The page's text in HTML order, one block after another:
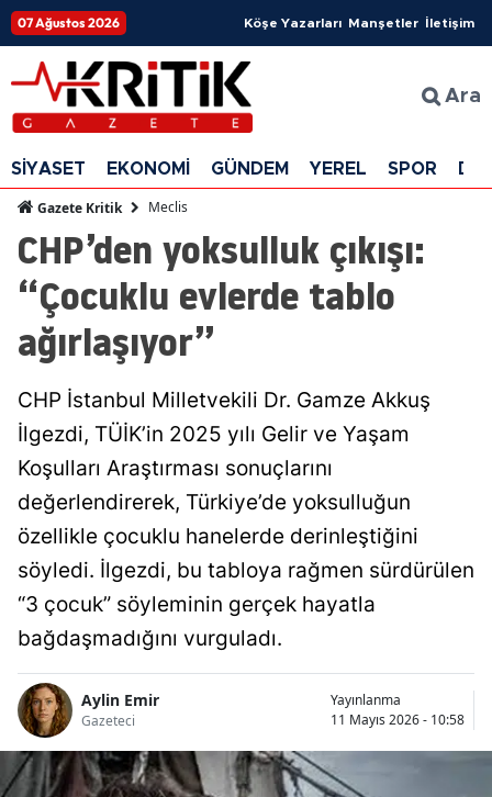
07 Ağustos 2026 Köşe Yazarları Manşetler İletişim
Ara
SİYASET EKONOMİ GÜNDEM YEREL SPOR
Gazete Kritik Meclis
CHP’den yoksulluk çıkışı:
“Çocuklu evlerde tablo
ağırlaşıyor”
CHP İstanbul Milletvekili Dr. Gamze Akkuş
İlgezdi, TÜİK’in 2025 yılı Gelir ve Yaşam
Koşulları Araştırması sonuçlarını
değerlendirerek, Türkiye’de yoksulluğun
özellikle çocuklu hanelerde derinleştiğini
söyledi. İlgezdi, bu tabloya rağmen sürdürülen
“3 çocuk” söyleminin gerçek hayatla
bağdaşmadığını vurguladı.
Aylin Emir
Gazeteci
Yayınlanma
11 Mayıs 2026 - 10:58